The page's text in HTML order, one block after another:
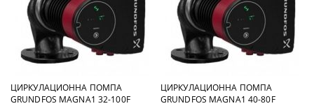
ЦИРКУЛАЦИОННА ПОМПА
GRUNDFOS MAGNA1 32-100F
ЦИРКУЛАЦИОННА ПОМПА
GRUNDFOS MAGNA1 40-80F